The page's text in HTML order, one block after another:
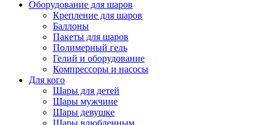
Оборудование для шаров
Крепление для шаров
Баллоны
Пакеты для шаров
Полимерный гель
Гелий и оборудование
Компрессоры и насосы
Для кого
Шары для детей
Шары мужчине
Шары девушке
Шары влюбленным